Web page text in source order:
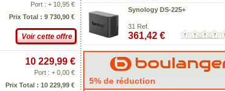
Port : + 10,95 €
Prix Total : 9 730,90 €
Voir cette offre
10 229,99 €
Port : + 0,00 €
Prix Total : 10 229,99 €
Synology DS-225+
31 Ref.
361,42 €
5% de réduction